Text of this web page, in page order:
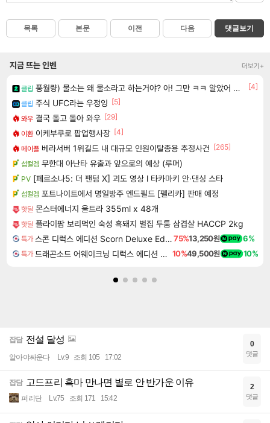
목록 본문 이전 다음 댓글보기
지금 뜨는 인벤 더보기+
클립 풍월량) 물소는 왜 물소라고 하는거야? 아! 그만 ㅋㅋ 알았어 ㅋㅋ
[4]
클립 주식 UFC라는 우정잉 [5]
와우 결국 돌고 돌아 와우 [29]
이환 이케부쿠로 팝업행사장 [4]
메이플 베라서버 1위길드 내 대규모 인원이탈종용 추정사건 [265]
섭컬겜 무한대 아난타 유출과 앞으로의 예상 (루머)
PV [페르소나5: 더 팬텀 X] 괴도 영상 l 타카마키 안·댄싱 스타
섭컬겜 포트나이트에서 명일방주 엔드필드 [펠리카] 판매 예정
핫딜 몬스터에너지 울트라 355ml x 48개
핫딜 플라이팜 보리먹인 숙성 흑돼지 벌집 두툼 삼겹살 HACCP 2kg
특가 스콘 디럭스 에디션 Scorn Deluxe Edition75%13,250원 6%
특가 드래곤소드 어웨이크닝 디럭스 에디션 DragonSword Awakening Deluxe Edition 10%49,500원 10%
잡담 전설 달성
알아야싸운다 Lv.9 조회 105 17:02
0
댓글
잡담 고드프리 흑마 만나면 별로 안 반가운 이유
퍼리단 Lv.75 조회 171 15:42
2
댓글